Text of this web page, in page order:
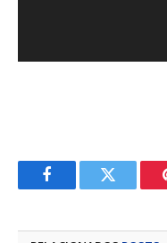
FacebookTwitter